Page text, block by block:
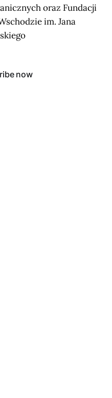
oraz Fundacji
im. Jana
now